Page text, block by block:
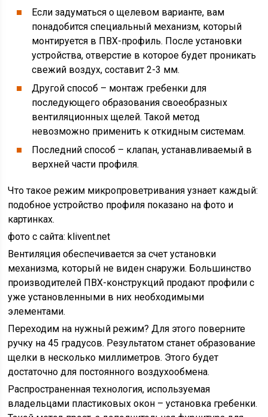
Если задуматься о щелевом варианте, вам
понадобится специальный механизм, который
монтируется в ПВХ-профиль. После установки
устройства, отверстие в которое будет проникать
свежий воздух, составит 2-3 мм.
Другой способ – монтаж гребенки для
последующего образования своеобразных
вентиляционных щелей. Такой метод
невозможно применить к откидным системам.
Последний способ – клапан, устанавливаемый в
верхней части профиля.
Что такое режим микропроветривания узнает каждый:
подобное устройство профиля показано на фото и
картинках.
фото с сайта: klivent.net
Вентиляция обеспечивается за счет установки
механизма, который не виден снаружи. Большинство
производителей ПВХ-конструкций продают профили с
уже установленными в них необходимыми
элементами.
Переходим на нужный режим? Для этого поверните
ручку на 45 градусов. Результатом станет образование
щелки в несколько миллиметров. Этого будет
достаточно для постоянного воздухообмена.
Распространенная технология, используемая
владельцами пластиковых окон – установка гребенки.